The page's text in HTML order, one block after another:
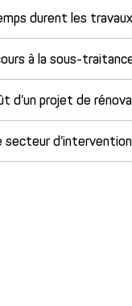
durent les
à la sous-
d’un projet de